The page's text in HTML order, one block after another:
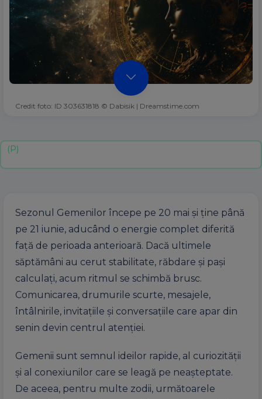
Credit foto: ID 303631818 © Dabisik | Dreamstime.com
Sezonul Gemenilor începe pe 20 mai și ține până
pe 21 iunie, aducând o energie complet diferită
față de perioada anterioară. Dacă ultimele
săptămâni au cerut stabilitate, răbdare și pași
calculați, acum ritmul se schimbă brusc.
Comunicarea, drumurile scurte, mesajele,
întâlnirile, invitațiile și conversațiile care apar din
senin devin centrul atenției.
Gemenii sunt semnul ideilor rapide, al curiozității
și al conexiunilor care se leagă pe neașteptate.
De aceea, pentru multe zodii, următoarele